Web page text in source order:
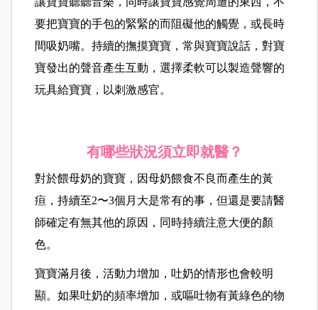
要把寶寶的手包的緊緊的而阻礙他的觸覺，或長時
間吸奶嘴。持續的撫摸寶寶，常與寶寶說話，對寶
寶發出的聲音產生互動，選擇柔軟可以製造聲響的
玩具給寶寶，以刺激感官。
有哪些狀況須立即就醫？
對於餵母奶的寶寶，因母奶餵食不良而產生的黃
疸，持續至2〜3個月大是常有的事，但還是要請醫
師確定有無其他的原因，同時持續注意大便的顏
色。
寶寶滿月後，活動力增加，吐奶的情形也會較明
顯。如果吐奶的頻率增加，或嘔吐物有黃綠色的物